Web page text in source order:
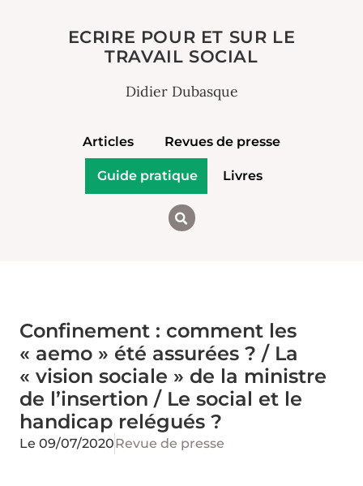
ECRIRE POUR ET SUR LE
TRAVAIL SOCIAL
Didier Dubasque
Articles Revues de presse
Guide pratique Livres
Confinement : comment les
« aemo » été assurées ? / La
« vision sociale » de la ministre
de l’insertion / Le social et le
handicap relégués ?
Le 09/07/2020Revue de presse